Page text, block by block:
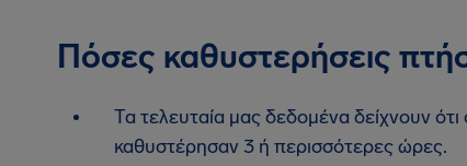
Πόσες καθυστερήσεις
Τα τελευταία μας δεδομένα δείχνουν
καθυστέρησαν 3 ή περισσότερες ώρες.